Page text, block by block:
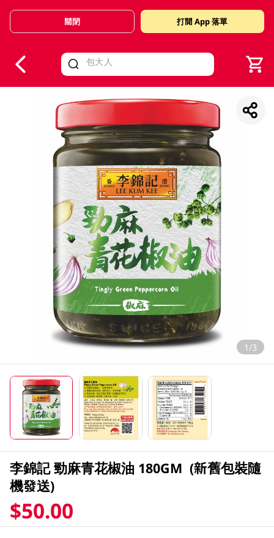
Valid Until 30 June 2026
關閉 打開 App 落單
1/3
李錦記 勁麻青花椒油 180GM (新舊包裝隨
機發送)
$50.00